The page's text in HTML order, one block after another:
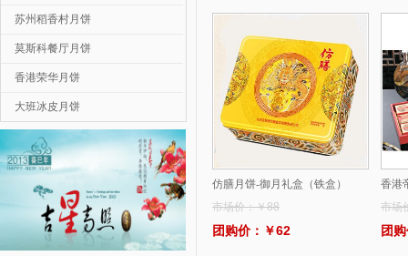
苏州稻香村月饼
莫斯科餐厅月饼
香港荣华月饼
大班冰皮月饼
仿膳月饼-御月礼盒（铁盒）
市场价：￥88
团购价：￥62
香港
市场
团